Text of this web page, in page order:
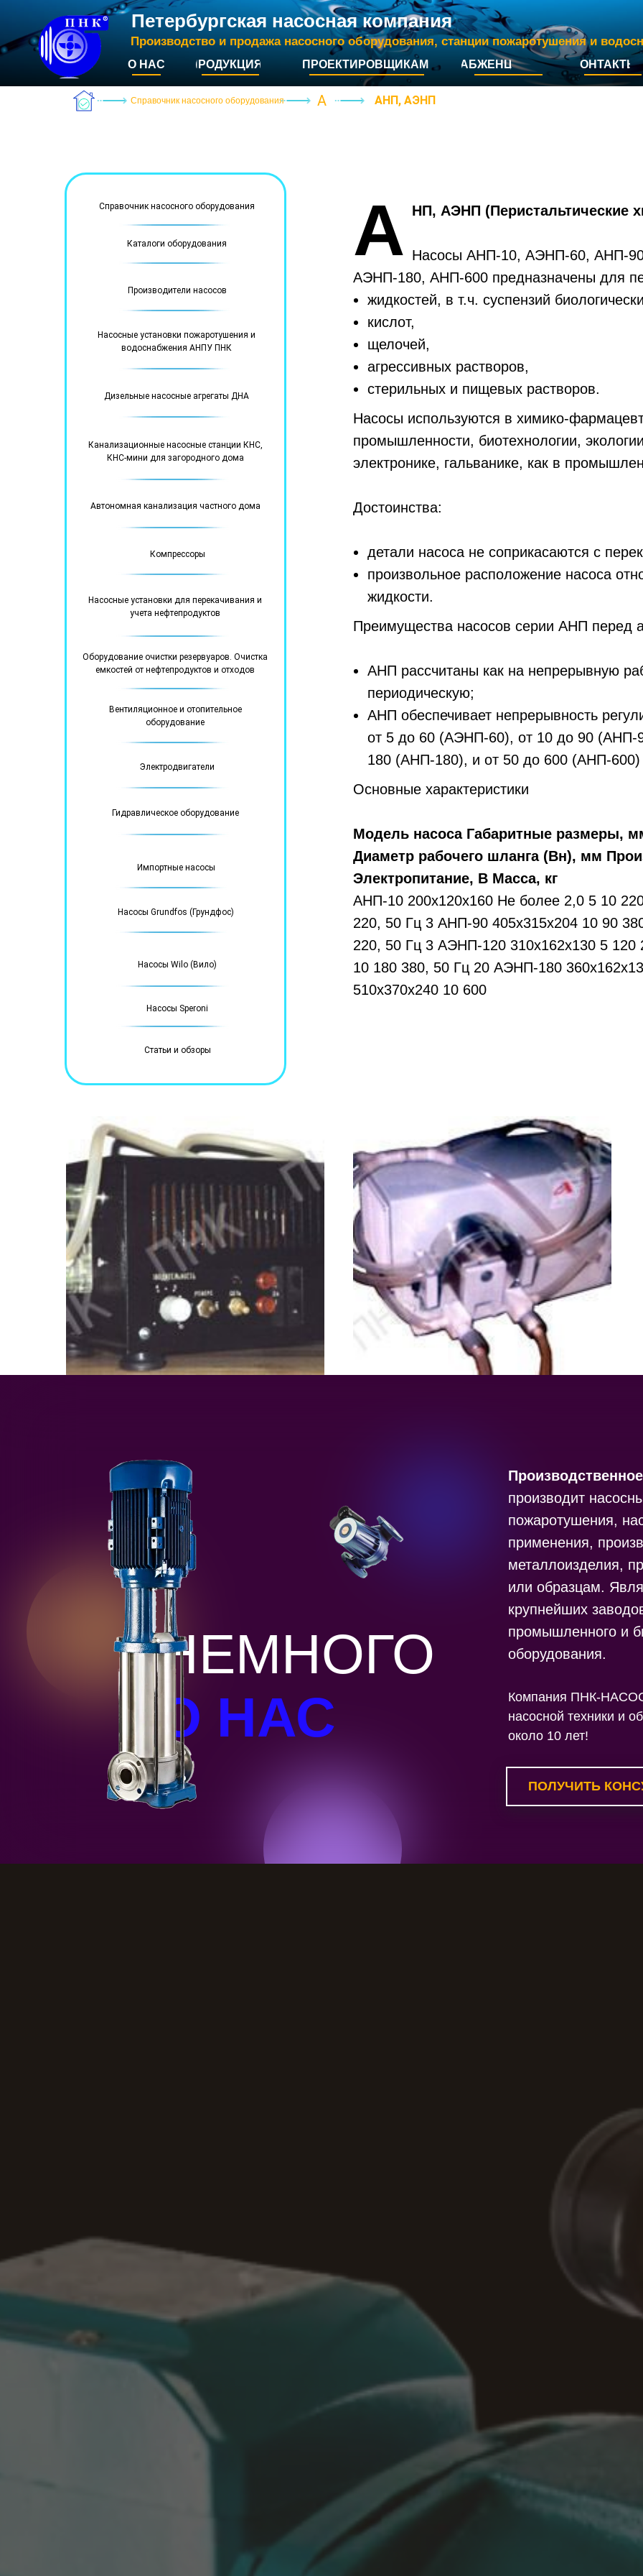
Петербургская насосная компания
ПРОДУКЦИЯ
О НАС ПРОЕКТИРОВЩИКАМ СНАБЖЕНЦАМ КОНТАКТЫ
Производство и продажа насосного оборудования, станции пожаротушения и
Справочник насосного оборудования А АНП, АЭНП
Справочник насосного оборудования
Каталоги оборудования
Производители насосов
Насосные установки пожаротушения и
водоснабжения АНПУ ПНК
Дизельные насосные агрегаты ДНА
Канализационные насосные станции КНС,
КНС-мини для загородного дома
Автономная канализация частного дома
Компрессоры
Насосные установки для перекачивания и
учета нефтепродуктов
Оборудование очистки резервуаров. Очистка
емкостей от нефтепродуктов и отходов
Вентиляционное и отопительное
оборудование
Электродвигатели
Гидравлическое оборудование
Импортные насосы
Насосы Grundfos (Грундфос)
Насосы Wilo (Вило)
Насосы Speroni
Статьи и обзоры
А НП, АЭНП (Перистальтические
Насосы АНП-10, АЭНП-60, АНП-
АЭНП-180, АНП-600 предназначены для
жидкостей, в т.ч. суспензий
кислот,
щелочей,
агрессивных растворов,
стерильных и пищевых растворов.
Насосы используются в химико-
промышленности, биотехнологии,
электронике, гальванике, как в
Достоинства:
детали насоса не соприкасаются с
произвольное расположение насоса
жидкости.
Преимущества насосов серии АНП перед
АНП рассчитаны как на непрерывную
периодическую;
АНП обеспечивает непрерывность
от 5 до 60 (АЭНП-60), от 10 до 90
180 (АНП-180), и от 50 до 600 (АНП-600)
Основные характеристики
Модель насоса Габаритные размеры,
Диаметр рабочего шланга (Вн), мм
Электропитание, В Масса, кг
АНП-10 200х120х160 Не более 2,0 5 10
220, 50 Гц 3 АНП-90 405х315х204 10 90
220, 50 Гц 3 АЭНП-120 310х162х130 5
10 180 380, 50 Гц 20 АЭНП-180
510х370х240 10 600
НЕМНОГО
О НАС
производит
пожаротушения,
применения,
металлоизделия,
или образцам.
крупнейших
промышленного и
оборудования.
Компания ПНК-НАСОС
насосной техники и
около 10 лет!
ПОЛУЧИТЬ